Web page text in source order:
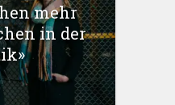
mehr
in der